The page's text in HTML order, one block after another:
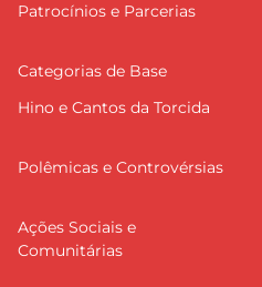
Patrocínios e Parcerias
Categorias de Base
Hino e Cantos da Torcida
Polêmicas e Controvérsias
Ações Sociais e
Comunitárias